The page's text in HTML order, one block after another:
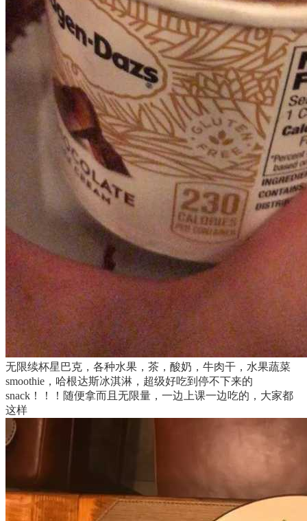
无限续杯星巴克，各种水果，茶，酸奶，牛肉干，水果蔬菜
smoothie，哈根达斯冰淇淋，超级好吃到停不下来的
snack！！！随便拿而且无限量，一边上课一边吃的，大家都
这样